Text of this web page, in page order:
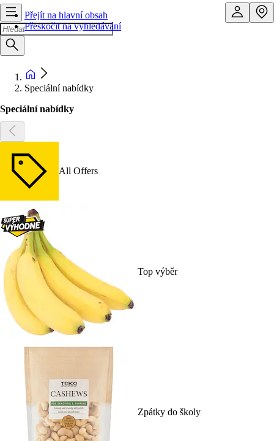
Přejít na hlavní obsah
Přeskočit na vyhledávání
Speciální nabídky
Speciální nabídky
All Offers
Top výběr
Zpátky do školy